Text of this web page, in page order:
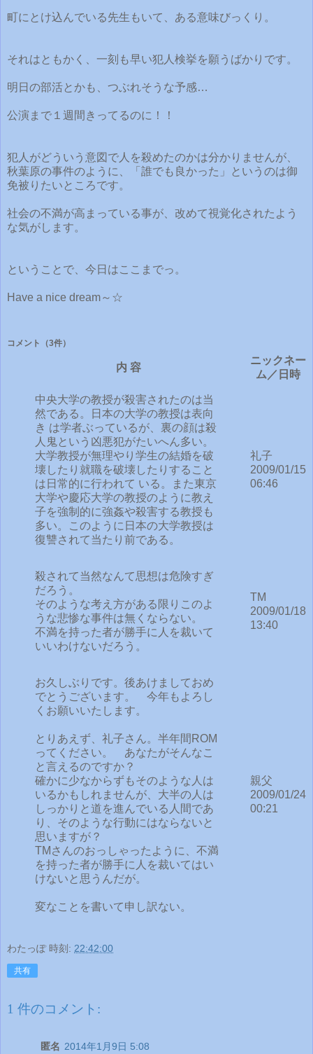
町にとけ込んでいる先生もいて、ある意味びっくり。
それはともかく、一刻も早い犯人検挙を願うばかりです。
明日の部活とかも、つぶれそうな予感…
公演まで１週間きってるのに！！
犯人がどういう意図で人を殺めたのかは分かりませんが、
秋葉原の事件のように、「誰でも良かった」というのは御
免被りたいところです。
社会の不満が高まっている事が、改めて視覚化されたよう
な気がします。
ということで、今日はここまでっ。
Have a nice dream～☆
コメント （3件）
内 容
ニックネー
ム／日時
中央大学の教授が殺害されたのは当
然である。日本の大学の教授は表向
き は学者ぶっているが、裏の顔は殺
人鬼という凶悪犯がたいへん多い。
大学教授が無理やり学生の結婚を破
壊したり就職を破壊したりすること
は日常的に行われて いる。また東京
大学や慶応大学の教授のように教え
子を強制的に強姦や殺害する教授も
多い。このように日本の大学教授は
復讐されて当たり前である。
礼子
2009/01/15
06:46
殺されて当然なんて思想は危険すぎ
だろう。
そのような考え方がある限りこのよ
うな悲惨な事件は無くならない。
不満を持った者が勝手に人を裁いて
いいわけないだろう。
TM
2009/01/18
13:40
お久しぶりです。後あけましておめ
でとうございます。 今年もよろし
くお願いいたします。
とりあえず、礼子さん。半年間ROM
ってください。 あなたがそんなこ
と言えるのですか？
確かに少なからずもそのような人は
いるかもしれませんが、大半の人は
しっかりと道を進んでいる人間であ
り、そのような行動にはならないと
思いますが？
TMさんのおっしゃったように、不満
を持った者が勝手に人を裁いてはい
けないと思うんだが。
変なことを書いて申し訳ない。
親父
2009/01/24
00:21
わたっぽ 時刻: 22:42:00
共有
1 件のコメント:
匿名 2014年1月9日 5:08